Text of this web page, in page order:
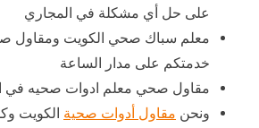
على حل أي مشكلة في المجاري
معلم سباك صحي الكويت ومقاول
خدمتكم على مدار الساعة
مقاول صحي معلم ادوات صحيه في
ونحن مقاول أدوات صحية الكويت